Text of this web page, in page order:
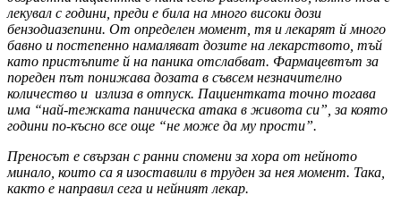
лекувал с години, преди е била на много високи дози
бензодиазепини. От определен момент тя и лекарят й много
бавно и постепенно намаляват дозите на лекарството, тъй
като пристъпите й на паника отслабват. Фармацевтът за
пореден път понижава дозата в съвсем незначително
количество и излиза в отпуск. Пациентката точно тогава
има “най-тежката паническа атака в живота си”, за която
години по-късно все още “не може да му прости”.
Преносът е свързан с ранни спомени за хора от нейното
минало, които са я изоставили в труденза нея момент. Така,
както е направил сега и нейният лекар.